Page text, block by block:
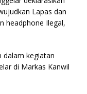
Lapas dan
headphone Ilegal,
dalam kegiatan
di Markas Kanwil